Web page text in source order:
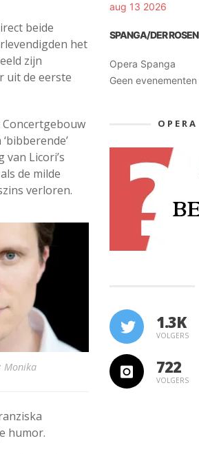
beide
het
zijn
uit de eerste
Licori’s
de milde
verloren.
Monika
humor.
aug 13 2026
SPANGA/DER
Opera Spanga
Geen
1.3K
VOLGERS
722
VOLGERS